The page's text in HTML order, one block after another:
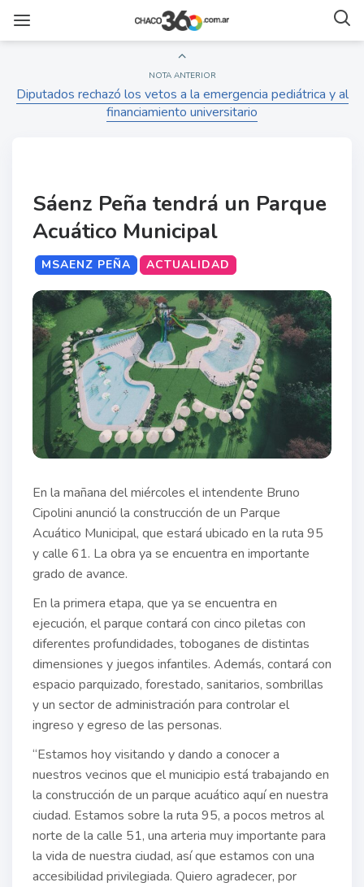
NOTA ANTERIOR
Diputados rechazó los vetos a la emergencia pediátrica y al
financiamiento universitario
Sáenz Peña tendrá un Parque
Acuático Municipal
MSAENZ PEÑA ACTUALIDAD
En la mañana del miércoles el intendente Bruno
Cipolini anunció la construcción de un Parque
Acuático Municipal, que estará ubicado en la ruta 95
y calle 61. La obra ya se encuentra en importante
grado de avance.
En la primera etapa, que ya se encuentra en
ejecución, el parque contará con cinco piletas con
diferentes profundidades, toboganes de distintas
dimensiones y juegos infantiles. Además, contará con
espacio parquizado, forestado, sanitarios, sombrillas
y un sector de administración para controlar el
ingreso y egreso de las personas.
“Estamos hoy visitando y dando a conocer a
nuestros vecinos que el municipio está trabajando en
la construcción de un parque acuático aquí en nuestra
ciudad. Estamos sobre la ruta 95, a pocos metros al
norte de la calle 51, una arteria muy importante para
la vida de nuestra ciudad, así que estamos con una
accesibilidad privilegiada. Quiero agradecer, por